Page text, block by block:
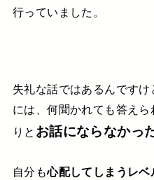
行っていました。
失礼な話ではあるんですけ
には、何聞かれても答えら
りと お話にならなかっ
自分も心配してしまうレベ